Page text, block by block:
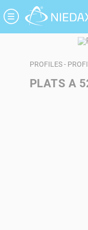
PROFILES -
PLATS A
Panneau de gestion des